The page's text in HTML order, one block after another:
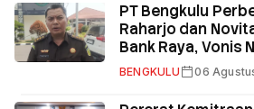
PT Bengkulu
Raharjo dan
Bank Raya, Vonis
Pengganti Total
BENGKULU 06